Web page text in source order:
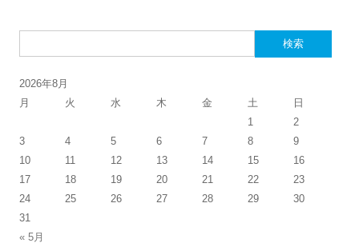
2026年8月
月
火 水 木 金 土 日
« 5月
1
2
3
4 5 6 7 8
9
10
11 12 13 14 15
16
17
18 19 20 21 22
23
24
25 26 27 28 29
30
31